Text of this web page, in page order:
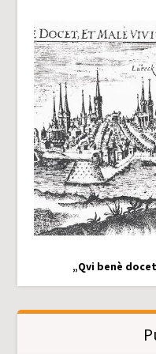
„Qvi benè